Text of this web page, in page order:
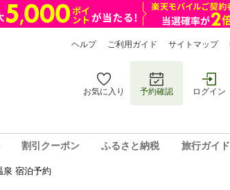
ヘルプ ご利用ガイド サイトマップ
お気に入り 予約確認 ログイン
割引クーポン ふるさと納税 旅行ガイド
宿泊予約